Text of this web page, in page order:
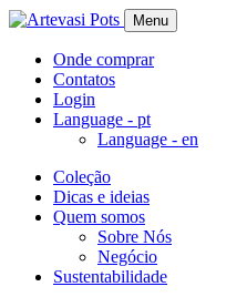
Menu
Onde comprar
Contatos
Login
Language - pt
Language - en
Coleção
Dicas e ideias
Quem somos
Sobre Nós
Negócio
Sustentabilidade